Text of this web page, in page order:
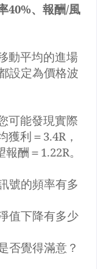
40%、報酬/風
動平均的進場
設定為價格波
可能發現實際
獲利＝ 3.4R，
報酬＝1.22R。
號的頻率有多
值下降有多少
否覺得滿意？